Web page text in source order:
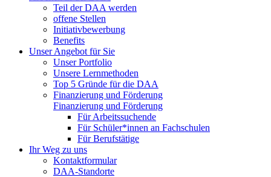
Teil der DAA werden
offene Stellen
Initiativbewerbung
Benefits
Unser Angebot für Sie
Unser Portfolio
Unsere Lernmethoden
Top 5 Gründe für die DAA
Finanzierung und Förderung
Finanzierung und Förderung
Für Arbeitssuchende
Für Schüler*innen an Fachschulen
Für Berufstätige
Ihr Weg zu uns
Kontaktformular
DAA-Standorte